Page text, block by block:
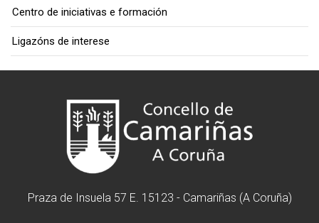
Centro de iniciativas e formación
Ligazóns de interese
Praza de Insuela 57 E. 15123 - Camariñas (A Coruña)